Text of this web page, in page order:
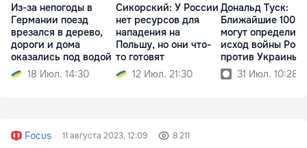
Из-за непогоды в
Германии поезд
врезался в дерево,
дороги и дома
оказались под водой
18 Июл. 14:30
Сикорский: У России
нет ресурсов для
нападения на
Польшу, но они что-
то готовят
12 Июл. 21:30
Дональд Туск:
Ближайшие 100
могут определить
исход войны
против Украины
31 Июл. 10:28
Focus 11 августа 2023, 12:09 8 211